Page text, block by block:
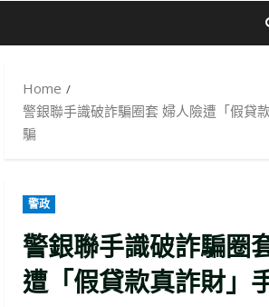
Home
警銀聯手識破詐騙圈套 婦人險遭「假貸
騙
警政
警銀聯手識破詐騙圈
遭「假貸款真詐財」